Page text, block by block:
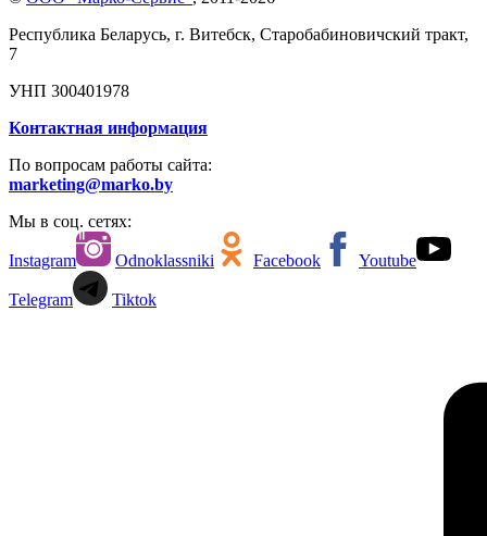
Республика Беларусь, г. Витебск, Старобабиновичский тракт,
7
УНП 300401978
Контактная информация
По вопросам работы сайта:
marketing@marko.by
Мы в соц. сетях:
Instagram Odnoklassniki Facebook Youtube
Telegram Tiktok